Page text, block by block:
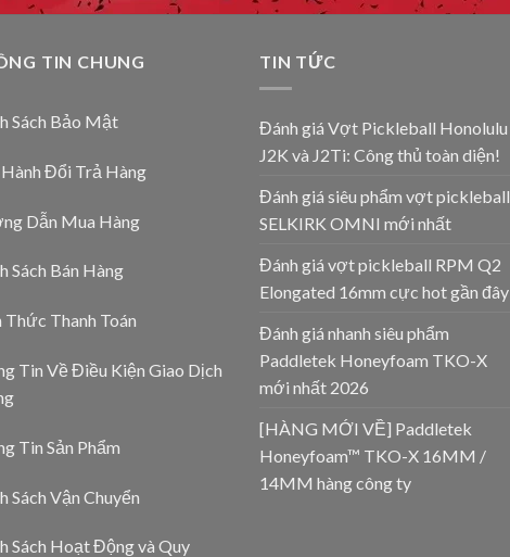
TIN CHUNG
Sách Bảo Mật
Đổi Trả Hàng
Dẫn Mua Hàng
Sách Bán Hàng
Thức Thanh Toán
Tin Về Điều Kiện Giao Dịch
Tin Sản Phẩm
Sách Vận Chuyển
Sách Hoạt Động và Quy
TIN TỨC
Đánh giá Vợt Pickleball Honolulu
J2K và J2Ti: Công thủ toàn diện!
Đánh giá siêu phẩm vợt pickleball
SELKIRK OMNI mới nhất
Đánh giá vợt pickleball RPM Q2
Elongated 16mm cực hot gần đây
Đánh giá nhanh siêu phẩm
Paddletek Honeyfoam TKO-X
mới nhất 2026
[HÀNG MỚI VỀ] Paddletek
Honeyfoam™ TKO-X 16MM /
14MM hàng công ty